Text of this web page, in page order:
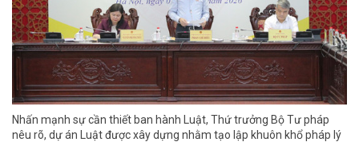
Nhấn mạnh sự cần thiết ban hành Luật, Thứ trưởng Bộ Tư pháp
nêu rõ, dự án Luật được xây dựng nhằm tạo lập khuôn khổ pháp lý